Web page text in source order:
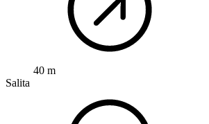
40 m
Salita